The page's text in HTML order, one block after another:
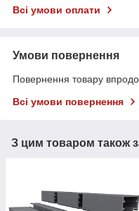
Всі умови оплати
Умови повернення
Повернення товару
Всі умови повернення
З цим товаром також